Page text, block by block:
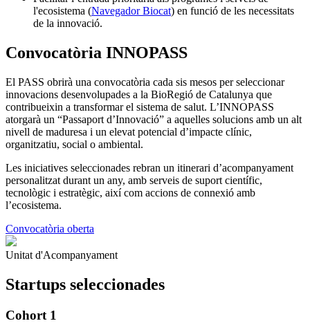
l'ecosistema (Navegador Biocat) en funció de les necessitats
de la innovació.​
Convocatòria INNOPASS
El PASS obrirà una convocatòria cada sis mesos per seleccionar
innovacions desenvolupades a la BioRegió de Catalunya que
contribueixin a transformar el sistema de salut. L’INNOPASS
atorgarà un “Passaport d’Innovació” a aquelles solucions amb un alt
nivell de maduresa i un elevat potencial d’impacte clínic,
organitzatiu, social o ambiental.
Les iniciatives seleccionades rebran un itinerari d’acompanyament
personalitzat durant un any, amb serveis de suport científic,
tecnològic i estratègic, així com accions de connexió amb
l’ecosistema.
Convocatòria oberta
Unitat d'Acompanyament
Startups seleccionades
Cohort 1